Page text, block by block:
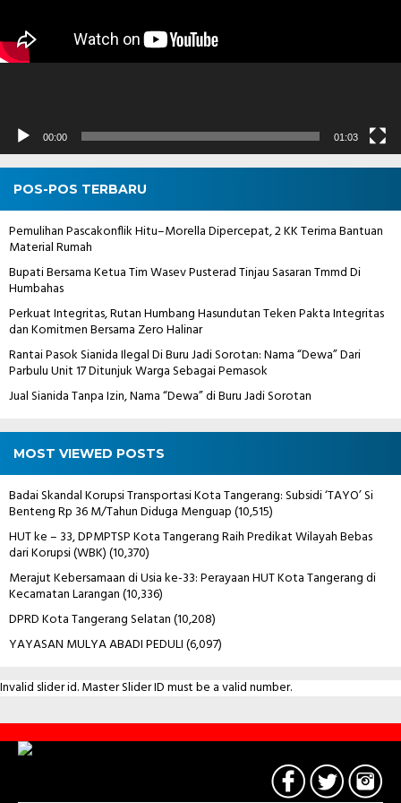
00:00 01:03
POS-POS TERBARU
Pemulihan Pascakonflik Hitu–Morella Dipercepat, 2 KK Terima Bantuan
Material Rumah
Bupati Bersama Ketua Tim Wasev Pusterad Tinjau Sasaran Tmmd Di
Humbahas
Perkuat Integritas, Rutan Humbang Hasundutan Teken Pakta Integritas
dan Komitmen Bersama Zero Halinar
Rantai Pasok Sianida Ilegal Di Buru Jadi Sorotan: Nama “Dewa” Dari
Parbulu Unit 17 Ditunjuk Warga Sebagai Pemasok
Jual Sianida Tanpa Izin, Nama “Dewa” di Buru Jadi Sorotan
MOST VIEWED POSTS
Badai Skandal Korupsi Transportasi Kota Tangerang: Subsidi ‘TAYO’ Si
Benteng Rp 36 M/Tahun Diduga Menguap(10,515)
HUT ke – 33, DPMPTSP Kota Tangerang Raih Predikat Wilayah Bebas
dari Korupsi (WBK)(10,370)
Merajut Kebersamaan di Usia ke-33: Perayaan HUT Kota Tangerang di
Kecamatan Larangan(10,336)
DPRD Kota Tangerang Selatan(10,208)
YAYASAN MULYA ABADI PEDULI(6,097)
Invalid slider id. Master Slider ID must be a valid number.
Contact
Us